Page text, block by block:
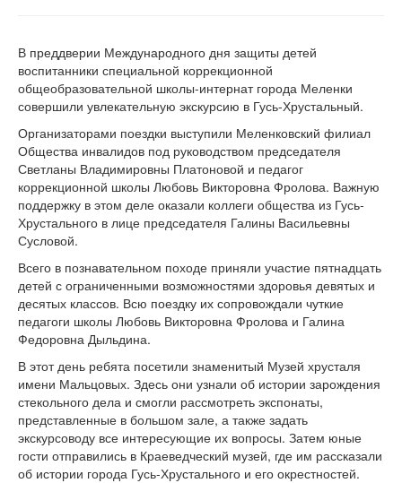
В преддверии Международного дня защиты детей
воспитанники специальной коррекционной
общеобразовательной школы-интернат города Меленки
совершили увлекательную экскурсию в Гусь-Хрустальный.
Организаторами поездки выступили Меленковский филиал
Общества инвалидов под руководством председателя
Светланы Владимировны Платоновой и педагог
коррекционной школы Любовь Викторовна Фролова. Важную
поддержку в этом деле оказали коллеги общества из Гусь-
Хрустального в лице председателя Галины Васильевны
Сусловой.
Всего в познавательном походе приняли участие пятнадцать
детей с ограниченными возможностями здоровья девятых и
десятых классов. Всю поездку их сопровождали чуткие
педагоги школы Любовь Викторовна Фролова и Галина
Федоровна Дыльдина.
В этот день ребята посетили знаменитый Музей хрусталя
имени Мальцовых. Здесь они узнали об истории зарождения
стекольного дела и смогли рассмотреть экспонаты,
представленные в большом зале, а также задать
экскурсоводу все интересующие их вопросы. Затем юные
гости отправились в Краеведческий музей, где им рассказали
об истории города Гусь-Хрустального и его окрестностей.